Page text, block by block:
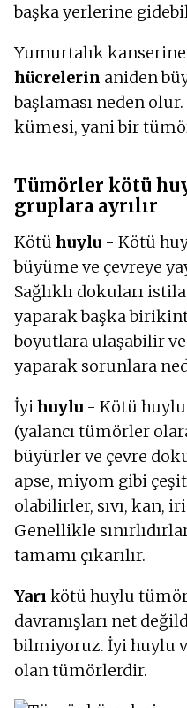
başka yerlerine
Yumurtalık
hücrelerin aniden
başlaması neden
kümesi, yani bir
Tümörler kötü
gruplara ayrılır
Kötü huylu - Kötü
büyüme ve çevreye
Sağlıklı dokuları
yaparak başka
boyutlara ulaşabilir ve
yaparak sorunlara
İyi huylu - Kötü
(yalancı tümörler
büyürler ve çevre
apse, miyom gibi
olabilirler, sıvı, kan,
Genellikle
tamamı çıkarılır.
Yarı kötü huylu
davranışları net
bilmiyoruz. İyi huylu
olan tümörlerdir.